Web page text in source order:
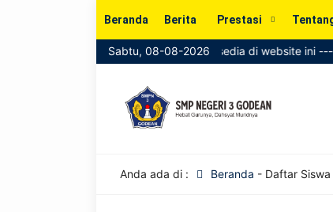
Beranda Berita Prestasi
Sabtu, 08-08-2026
-------------- Informasi SPMB kini tersedia di website ini
Anda ada di : Beranda - Daftar